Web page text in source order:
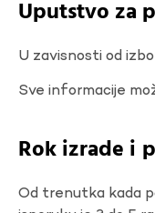
Uputstvo za
U zavisnosti od
Sve informacije
Rok izrade i
Od trenutka kada